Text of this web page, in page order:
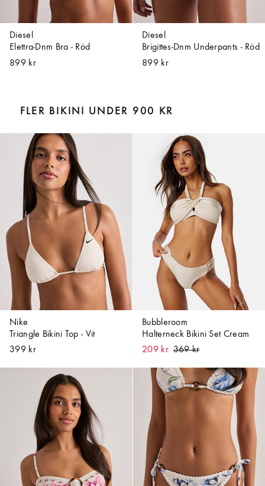
Diesel
Elettra-Dnm Bra - Röd
899 kr
Diesel
Brigittes-Dnm Underpants - Röd
899 kr
FLER BIKINI UNDER 900 KR
Nike
Triangle Bikini Top - Vit
399 kr
Bubbleroom
Halterneck Bikini Set Cream
209 kr